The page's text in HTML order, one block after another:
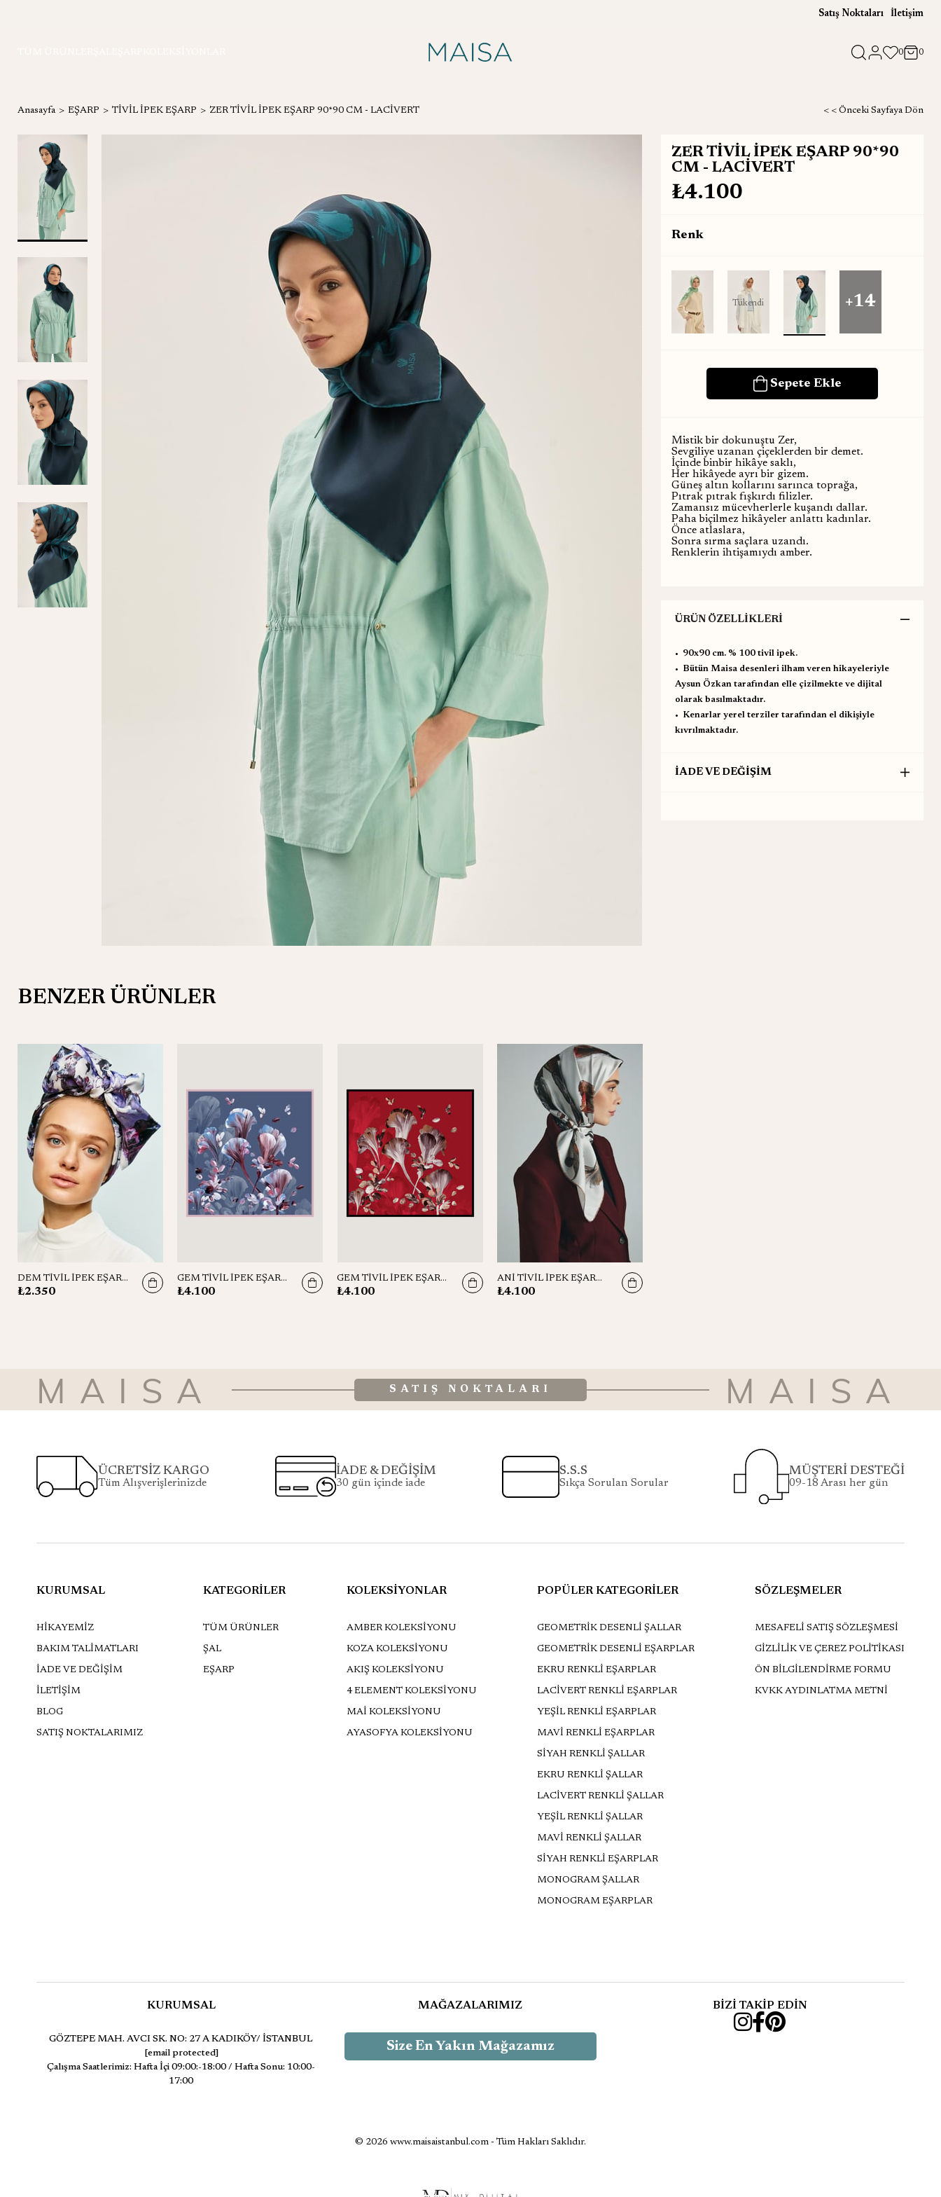
Satış Noktaları İletişim
0 0
Anasayfa EŞARP TİVİL İPEK EŞARP ZER TİVİL İPEK EŞARP 90*90 CM - LACİVERT < < Önceki Sayfaya Dön
BENZER ÜRÜNLER
DEM TİVİL İPEK EŞARP 90x90
₺2.350
GEM TİVİL İPEK EŞARP 90*90 CM - GRİ MAVİ
₺4.100
GEM TİVİL İPEK EŞARP 90*90 CM - KIRMIZI
₺4.100
ANİ TİVİL İPEK EŞARP 90*90 CM - VİZON
₺4.100
ZER TİVİL İPEK EŞARP 90*90
CM - LACİVERT
₺4.100
Renk
Tükendi +14
Mistik bir dokunuştu Zer,
Sevgiliye uzanan çiçeklerden bir demet.
İçinde binbir hikâye saklı,
Her hikâyede ayrı bir gizem.
Güneş altın kollarını sarınca toprağa,
Pıtrak pıtrak fışkırdı filizler.
Zamansız mücevherlerle kuşandı dallar.
Paha biçilmez hikâyeler anlattı kadınlar.
Önce atlaslara,
Sonra sırma saçlara uzandı.
Renklerin ihtişamıydı amber.
ÜRÜN ÖZELLIKLERI
•⁠ ⁠90x90 cm. % 100 tivil ipek.
•⁠ ⁠Bütün Maisa desenleri ilham veren hikayeleriyle
Aysun Özkan tarafından elle çizilmekte ve dijital
olarak basılmaktadır.
•⁠ ⁠Kenarlar yerel terziler tarafından el dikişiyle
kıvrılmaktadır.
İADE VE DEĞİŞİM
MAISA SATIŞ NOKTALARI MAISA
ÜCRETSİZ KARGO
Tüm Alışverişlerinizde
İADE & DEĞİŞİM
30 gün içinde iade
S.S.S
Sıkça Sorulan Sorular
MÜŞTERİ DESTEĞİ
09-18 Arası her gün
KURUMSAL
HİKAYEMİZ
BAKIM TALİMATLARI
İADE VE DEĞİŞİM
İLETİŞİM
BLOG
SATIŞ NOKTALARIMIZ
KATEGORİLER
TÜM ÜRÜNLER
ŞAL
EŞARP
KOLEKSİYONLAR
AMBER KOLEKSİYONU
KOZA KOLEKSİYONU
AKIŞ KOLEKSİYONU
4 ELEMENT KOLEKSİYONU
MAİ KOLEKSİYONU
AYASOFYA KOLEKSİYONU
POPÜLER KATEGORİLER
GEOMETRİK DESENLİ ŞALLAR
GEOMETRİK DESENLİ EŞARPLAR
EKRU RENKLİ EŞARPLAR
LACİVERT RENKLİ EŞARPLAR
YEŞİL RENKLİ EŞARPLAR
MAVİ RENKLİ EŞARPLAR
SİYAH RENKLİ ŞALLAR
EKRU RENKLİ ŞALLAR
LACİVERT RENKLİ ŞALLAR
YEŞİL RENKLİ ŞALLAR
MAVİ RENKLİ ŞALLAR
SİYAH RENKLİ EŞARPLAR
MONOGRAM ŞALLAR
MONOGRAM EŞARPLAR
SÖZLEŞMELER
MESAFELİ SATIŞ SÖZLEŞMESİ
GİZLİLİK VE ÇEREZ POLİTİKASI
ÖN BİLGİLENDİRME FORMU
KVKK AYDINLATMA METNİ
KURUMSAL
GÖZTEPE MAH. AVCI SK. NO: 27 A KADIKÖY/ İSTANBUL
[email protected]
Çalışma Saatlerimiz: Hafta İçi 09:00:-18:00 / Hafta Sonu: 10:00-
17:00
MAĞAZALARIMIZ
Size En Yakın Mağazamız
BİZİ TAKİP EDİN
© 2026 www.maisaistanbul.com - Tüm Hakları Saklıdır.